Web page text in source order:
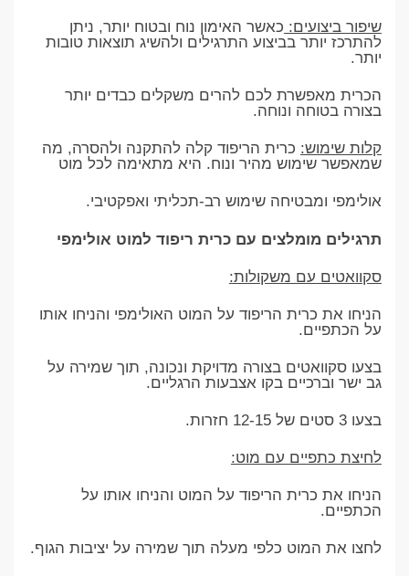
שיפור ביצועים: כאשר האימון נוח ובטוח יותר, ניתן
להתרכז יותר בביצוע התרגילים ולהשיג תוצאות טובות
יותר.
הכרית מאפשרת לכם להרים משקלים כבדים יותר
בצורה בטוחה ונוחה.
קלות שימוש: כרית הריפוד קלה להתקנה ולהסרה, מה
שמאפשר שימוש מהיר ונוח. היא מתאימה לכל מוט
אולימפי ומבטיחה שימוש רב-תכליתי ואפקטיבי.
תרגילים מומלצים עם כרית ריפוד למוט אולימפי
סקוואטים עם משקולות:
הניחו את כרית הריפוד על המוט האולימפי והניחו אותו
על הכתפיים.
בצעו סקוואטים בצורה מדויקת ונכונה, תוך שמירה על
גב ישר וברכיים בקו אצבעות הרגליים.
בצעו 3 סטים של 12-15 חזרות.
לחיצת כתפיים עם מוט:
הניחו את כרית הריפוד על המוט והניחו אותו על
הכתפיים.
לחצו את המוט כלפי מעלה תוך שמירה על יציבות הגוף.